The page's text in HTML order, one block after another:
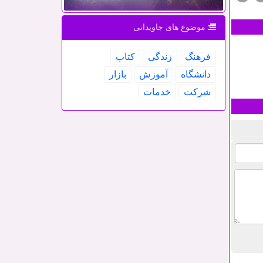
موضوع های جاویدانی
فرهنگ زندگی
كتاب
دانشگاه
آموزش
بازار
شركت
خدمات